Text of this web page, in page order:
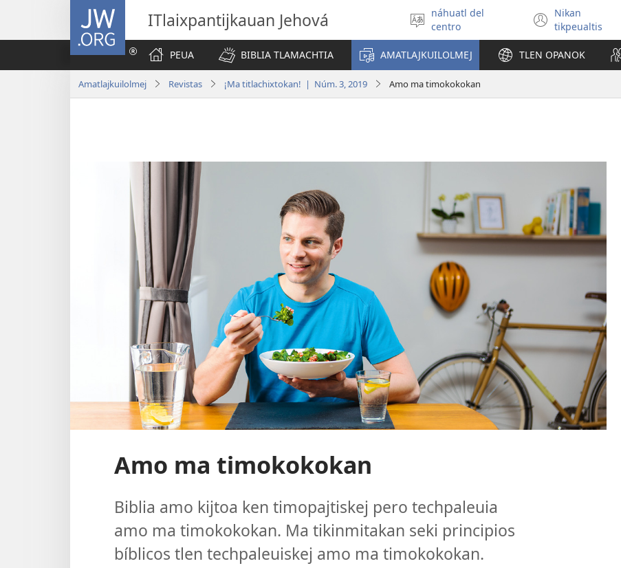
JW.ORG
ITlaixpantijkauan Jehová
se
tlajtoli
náhuatl del
centro
Nikan
tikpeualtis
(xiktlapo
okse
ventana)
PEUA BIBLIA TLAMACHTIA AMATLAJKUILOLMEJ TLEN OPANOK
Amatlajkuilolmej Revistas ¡Ma titlachixtokan! | Núm. 3, 2019 Amo ma timokokokan
Amo ma timokokokan
Biblia amo kijtoa ken timopajtiskej pero techpaleuia
amo ma timokokokan. Ma tikinmitakan seki principios
bíblicos tlen techpaleuiskej amo ma timokokokan.